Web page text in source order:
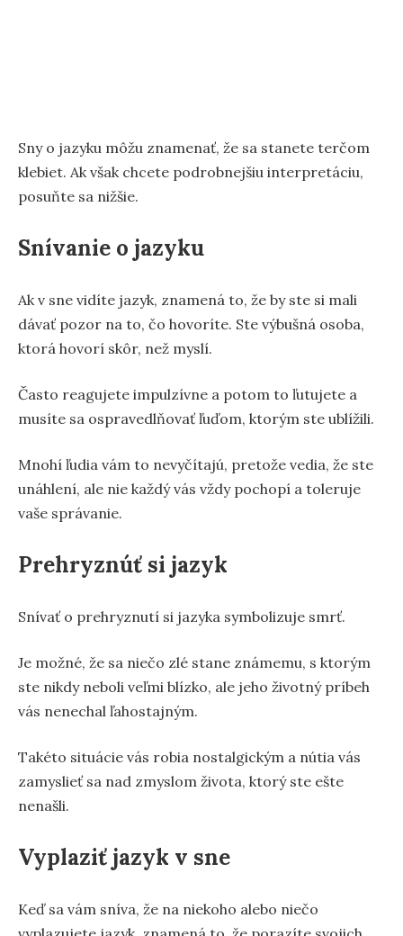
Sny o jazyku môžu znamenať, že sa stanete terčom
klebiet. Ak však chcete podrobnejšiu interpretáciu,
posuňte sa nižšie.
Snívanie o jazyku
Ak v sne vidíte jazyk, znamená to, že by ste si mali
dávať pozor na to, čo hovoríte. Ste výbušná osoba,
ktorá hovorí skôr, než myslí.
Často reagujete impulzívne a potom to ľutujete a
musíte sa ospravedlňovať ľuďom, ktorým ste ublížili.
Mnohí ľudia vám to nevyčítajú, pretože vedia, že ste
unáhlení, ale nie každý vás vždy pochopí a toleruje
vaše správanie.
Prehryznúť si jazyk
Snívať o prehryznutí si jazyka symbolizuje smrť.
Je možné, že sa niečo zlé stane známemu, s ktorým
ste nikdy neboli veľmi blízko, ale jeho životný príbeh
vás nenechal ľahostajným.
Takéto situácie vás robia nostalgickým a nútia vás
zamyslieť sa nad zmyslom života, ktorý ste ešte
nenašli.
Vyplaziť jazyk v sne
Keď sa vám sníva, že na niekoho alebo niečo